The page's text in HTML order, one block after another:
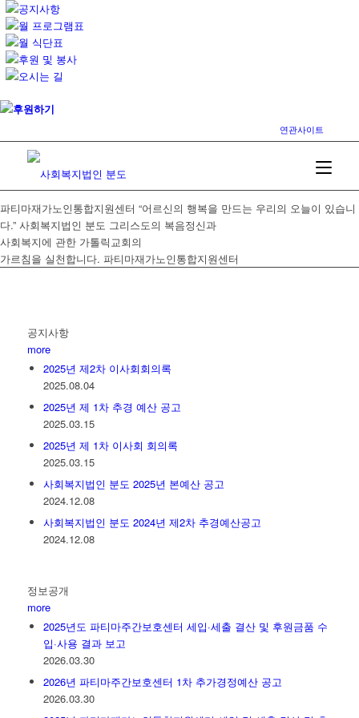
공지사항
월 프로그램표
월 식단표
후원 및 봉사
오시는 길
후원하기
연관사이트
파티마재가노인통합지원센터 “어르신의 행복을 만드는 우리의 오늘이 있습니
다.” 사회복지법인 분도 그리스도의 복음정신과
사회복지에 관한 가톨릭교회의
가르침을 실천합니다. 파티마재가노인통합지원센터
공지사항
more
2025년 제2차 이사회회의록
2025.08.04
2025년 제 1차 추경 예산 공고
2025.03.15
2025년 제 1차 이사회 회의록
2025.03.15
사회복지법인 분도 2025년 본예산 공고
2024.12.08
사회복지법인 분도 2024년 제2차 추경예산공고
2024.12.08
정보공개
more
2025년도 파티마주간보호센터 세입·세출 결산 및 후원금품 수
입·사용 결과 보고
2026.03.30
2026년 파티마주간보호센터 1차 추가경정예산 공고
2026.03.30